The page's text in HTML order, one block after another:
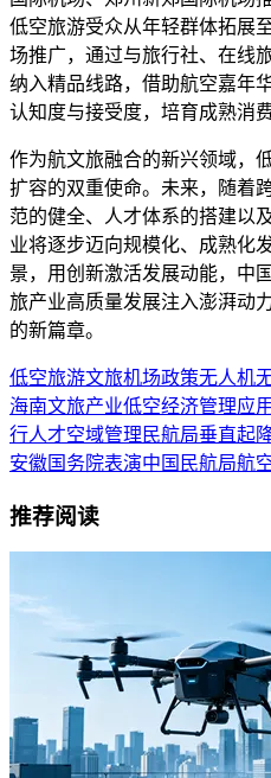
低空旅游受众从年轻群体拓展
场推广，通过与旅行社、在线
纳入精品线路，借助航空嘉年
认知度与接受度，培育成熟消费
作为航文旅融合的新兴领域，
扩容的双重使命。未来，随着
范的健全、人才体系的搭建以
业将逐步迈向规模化、成熟化
景，用创新激活发展动能，中
旅产业高质量发展注入澎湃动
的新篇章。
低空旅游文旅机场政策无人机
海南文旅产业低空经济管理应
行人才空域管理 民航局垂直起
安徽国务院表演中国民航局航
推荐阅读